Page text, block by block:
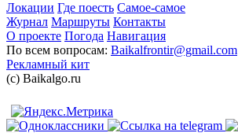
Локации Где поесть Самое-самое
Журнал Маршруты Контакты
О проекте Погода Навигация
По всем вопросам: Baikalfrontir@gmail.com
Рекламный кит
(с) Baikalgo.ru